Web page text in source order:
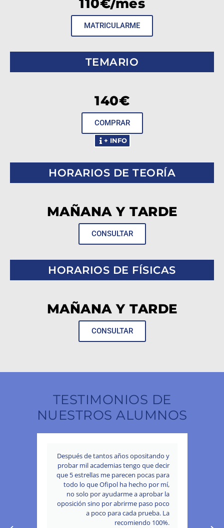
110€/mes
MATRICULARME
TEMARIO
140€
COMPRAR
+ INFO
HORARIOS DE TEORÍA
MAÑANA Y TARDE
CONSULTAR
HORARIOS DE FÍSICAS
MAÑANA Y TARDE
CONSULTAR
TESTIMONIOS DE
NUESTROS ALUMNOS
Después de tantos años opositando y
probar mil academias tengo que decir
que 5 estrellas me parecen pocas para
todo lo que Ofipol ha hecho por mí,
no solo por ayudarme a aprobar la
oposición sino por abrirme paso poco
a poco para cada prueba. La
recomiendo 100%.